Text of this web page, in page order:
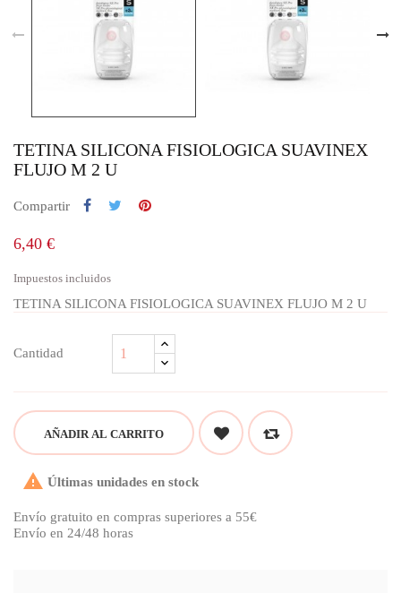
TETINA SILICONA FISIOLOGICA SUAVINEX
FLUJO M 2 U
Compartir
6,40 €
Impuestos incluidos
TETINA SILICONA FISIOLOGICA SUAVINEX FLUJO M 2 U
Cantidad
AÑADIR AL CARRITO
 Últimas unidades en stock
Envío gratuito en compras superiores a 55€
Envío en 24/48 horas